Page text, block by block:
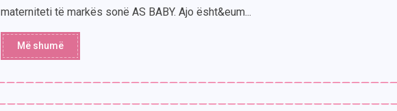
materniteti të markës sonë AS BABY. Ajo ësht&eum...
Më shumë